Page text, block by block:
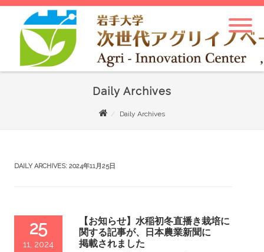
Daily Archives
Daily Archives
DAILY ARCHIVES: 2024年11月25日
25
11, 2024
【お知らせ】水稲初冬直播き栽培に
関する記事が、日本農業新聞に
掲載されました